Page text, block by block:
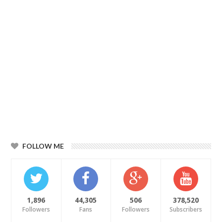
FOLLOW ME
1,896
Followers
44,305
Fans
506
Followers
378,520
Subscribers